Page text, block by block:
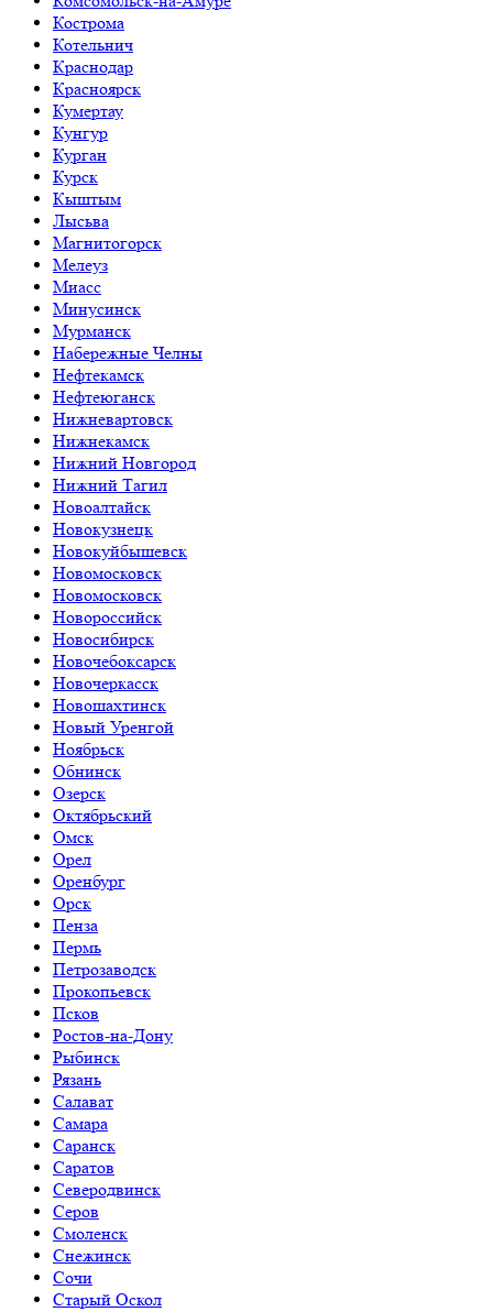
Кострома
Котельнич
Краснодар
Красноярск
Кумертау
Кунгур
Курган
Курск
Кыштым
Лысьва
Магнитогорск
Мелеуз
Миасс
Минусинск
Мурманск
Набережные Челны
Нефтекамск
Нефтеюганск
Нижневартовск
Нижнекамск
Нижний Новгород
Нижний Тагил
Новоалтайск
Новокузнецк
Новокуйбышевск
Новомосковск
Новомосковск
Новороссийск
Новосибирск
Новочебоксарск
Новочеркасск
Новошахтинск
Новый Уренгой
Ноябрьск
Обнинск
Озерск
Октябрьский
Омск
Орел
Оренбург
Орск
Пенза
Пермь
Петрозаводск
Прокопьевск
Псков
Ростов-на-Дону
Рыбинск
Рязань
Салават
Самара
Саранск
Саратов
Северодвинск
Серов
Смоленск
Снежинск
Сочи
Старый Оскол